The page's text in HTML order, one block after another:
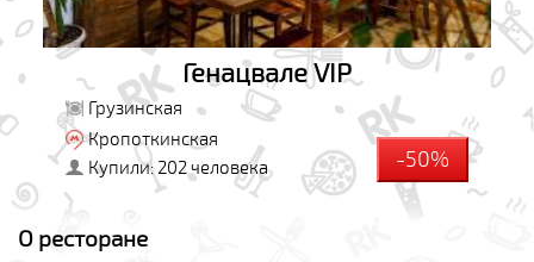
Генацвале VIP
Грузинская
Кропоткинская
Купили: 202 человека
-50%
О ресторане